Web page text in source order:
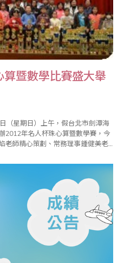
暨數學比賽盛大舉
（星期日）上午，假台北市劍潭海
2012年名人杯珠心算暨數學賽，今
老師精心策劃、常務理事鍾健美老
成功！本屆比賽，在珠心算部份，
子能一同體驗這場盛會，特別增設
的特色--唸心算比..